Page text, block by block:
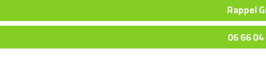
Rappel
06 66